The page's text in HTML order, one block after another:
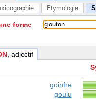
Etymologie
forme
, adjectif
goinfre
goulu